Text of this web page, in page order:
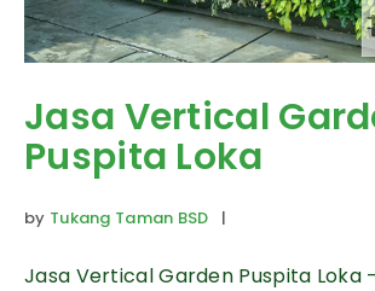
Jasa Vertical
Puspita Loka
by Tukang Taman BSD |
Jasa Vertical Garden Puspita Loka